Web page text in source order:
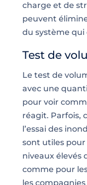
charge et de
peuvent
du système qui
Test de
Le test de
avec une
pour voir
réagit. Parfois,
l’essai des
sont utiles pour
niveaux élevés
comme pour
les